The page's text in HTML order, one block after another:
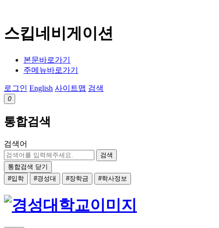
스킵네비게이션
본문바로가기
주메뉴바로가기
로그인 English 사이트맵 검색
0
통합검색
검색어
검색
통합검색 닫기
#입학
#경성대 #장학금 #학사정보